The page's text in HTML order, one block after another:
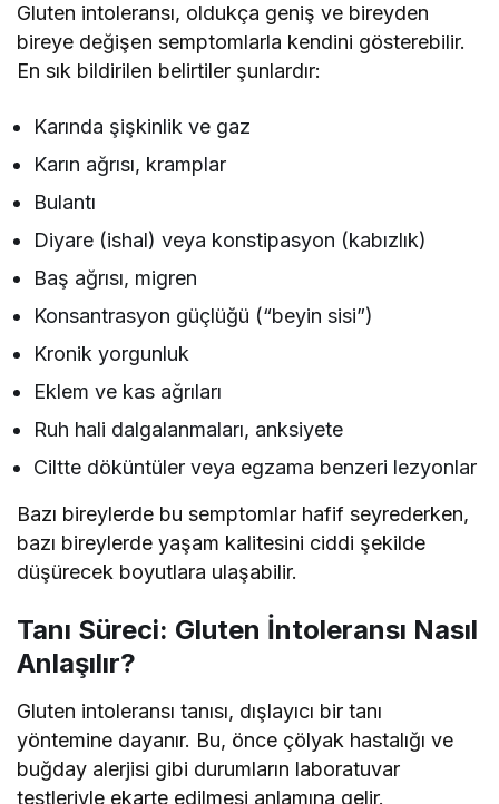
Gluten intoleransı, oldukça geniş ve bireyden
bireye değişen semptomlarla kendini gösterebilir.
En sık bildirilen belirtiler şunlardır:
Karında şişkinlik ve gaz
Karın ağrısı, kramplar
Bulantı
Diyare (ishal) veya konstipasyon (kabızlık)
Baş ağrısı, migren
Konsantrasyon güçlüğü (“beyin sisi”)
Kronik yorgunluk
Eklem ve kas ağrıları
Ruh hali dalgalanmaları, anksiyete
Ciltte döküntüler veya egzama benzeri lezyonlar
Bazı bireylerde bu semptomlar hafif seyrederken,
bazı bireylerde yaşam kalitesini ciddi şekilde
düşürecek boyutlara ulaşabilir.
Tanı Süreci: Gluten İntoleransı Nasıl
Anlaşılır?
Gluten intoleransı tanısı, dışlayıcı bir tanı
yöntemine dayanır. Bu, önce çölyak hastalığı ve
buğday alerjisi gibi durumların laboratuvar
testleriyle ekarte edilmesi anlamına gelir.